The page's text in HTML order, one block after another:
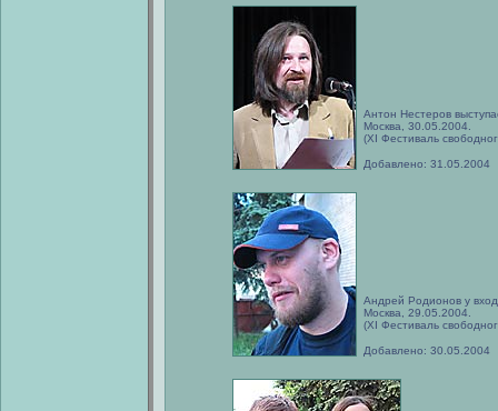
Антон Нестеров
Москва, 30.05.2004.
(XI Фестиваль
Добавлено: 31.05.2004
Андрей Родионов у
Москва, 29.05.2004.
(XI Фестиваль
Добавлено: 30.05.2004